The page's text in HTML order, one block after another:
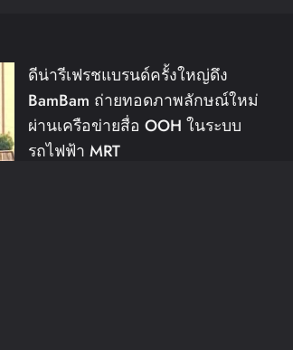
ดีน่ารีเฟรชแบรนด์ครั้งใหญ่ดึง
BamBam ถ่ายทอดภาพลักษณ์ใหม่
ผ่านเครือข่ายสื่อ OOH ในระบบ
รถไฟฟ้า MRT